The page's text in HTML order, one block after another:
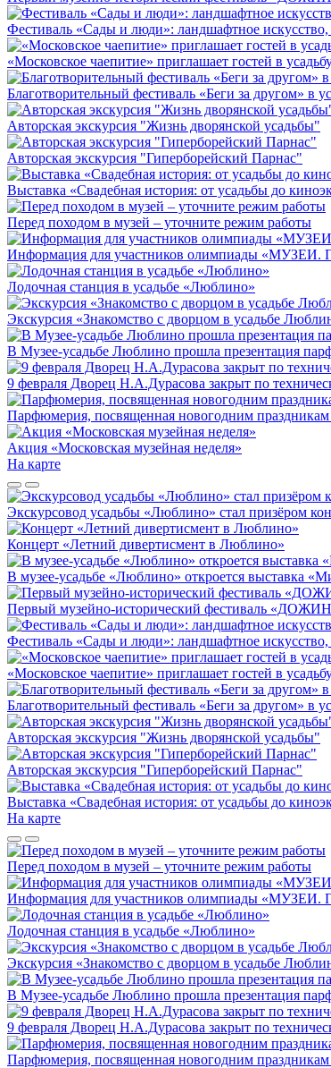
Фестиваль «Сады и люди»: ландшафтное
«Московское чаепитие» приглашает гостей в
Благотворительный фестиваль «Беги за другом» в
Авторская экскурсия "Жизнь дворянской усадьбы"
Авторская экскурсия "Гиперборейский Парнас"
Выставка «Свадебная история: от усадьбы до
Перед походом в музей – уточните режим работы
Информация для участников олимпиады
Лодочная станция в усадьбе «Люблино»
Экскурсия «Знакомство с дворцом в усадьбе
В Музее-усадьбе Люблино прошла презентация
9 февраля Дворец Н.А.Дурасова закрыт по
Парфюмерия, посвященная новогодним
Акция «Московская музейная неделя»
На карте
Экскурсовод усадьбы «Люблино» стал призёром
Концерт «Летний дивертисмент в Люблино»
В музее-усадьбе «Люблино» откроется выставка
Первый музейно-исторический фестиваль
Фестиваль «Сады и люди»: ландшафтное
«Московское чаепитие» приглашает гостей в
Благотворительный фестиваль «Беги за другом» в
Авторская экскурсия "Жизнь дворянской усадьбы"
Авторская экскурсия "Гиперборейский Парнас"
Выставка «Свадебная история: от усадьбы до
На карте
Перед походом в музей – уточните режим работы
Информация для участников олимпиады
Лодочная станция в усадьбе «Люблино»
Экскурсия «Знакомство с дворцом в усадьбе
В Музее-усадьбе Люблино прошла презентация
9 февраля Дворец Н.А.Дурасова закрыт по
Парфюмерия, посвященная новогодним